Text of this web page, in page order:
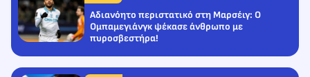
Αδιανόητο περιστατικό στη Μαρσέιγ: Ο
Ομπαμεγιάνγκ ψέκασε άνθρωπο με
πυροσβεστήρα!